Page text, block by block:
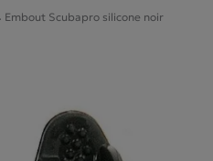
Embout Scubapro silicone noir